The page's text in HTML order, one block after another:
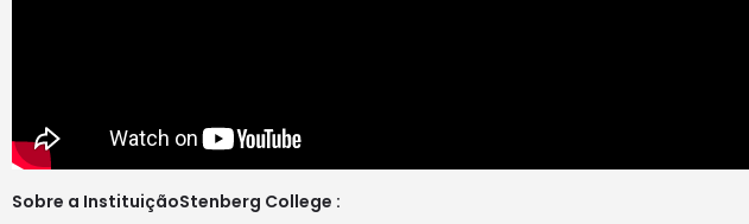
Sobre a InstituiçãoStenberg College :